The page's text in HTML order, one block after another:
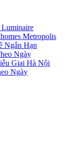
Luminaire
Metropolis
Ngắn Hạn
Ngày
Giai Hà Nội
Ngày